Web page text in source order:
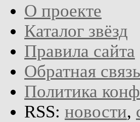
О проекте
Каталог звёзд
Правила сайта
Обратная связь
Политика
RSS: новости,